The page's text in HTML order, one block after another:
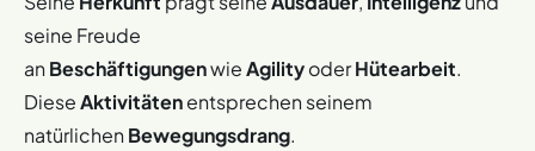
seine Freude
anBeschäftigungenwieAgilityoderHütearbeit.
DieseAktivitätenentsprechen seinem
natürlichenBewegungsdrang.